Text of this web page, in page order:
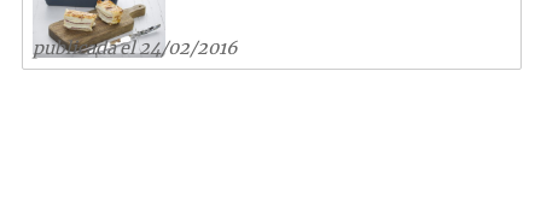
publicada el 24/02/2016